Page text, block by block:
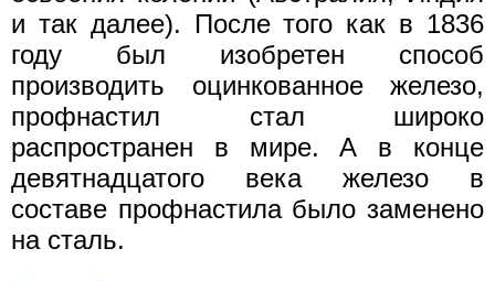
и так далее). После того как в 1836
году был изобретен способ
производить оцинкованное железо,
профнастил стал широко
распространен в мире. А в конце
девятнадцатого века железо в
составе профнастила было заменено
на сталь.